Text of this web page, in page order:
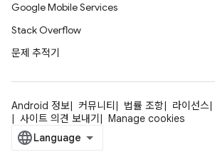
Google Mobile Services
Stack Overflow
문제 추적기
Android 정보 커뮤니티 법률 조항 라이선스
사이트 의견 보내기
Manage cookies